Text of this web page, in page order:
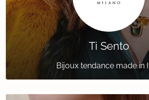
Ti Sento
Bijoux tendance made in